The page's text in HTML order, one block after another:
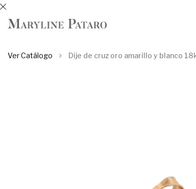
Ver Catálogo Dije de cruz oro amarillo y blanco